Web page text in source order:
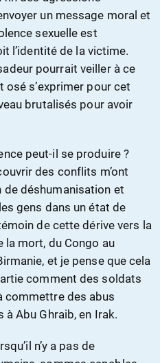
un message moral et
sexuelle est
l’identité de la victime.
pourrait veiller à ce
osé s’exprimer pour cet
brutalisés pour avoir
peut-il se produire ?
des conflits m’ont
de déshumanisation et
gens dans un état de
de cette dérive vers la
la mort, du Congo au
et je pense que cela
comment des soldats
commettre des abus
Abu Ghraib, en Irak.
n’y a pas de